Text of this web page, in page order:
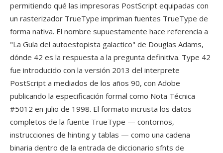
permitiendo qué las impresoras PostScript equipadas con
un rasterizador TrueType impriman fuentes TrueType de
forma nativa. El nombre supuestamente hace referencia a
"La Guía del autoestopista galactico" de Douglas Adams,
dónde 42 es la respuesta a la pregunta definitiva. Type 42
fue introducido con la versión 2013 del interprete
PostScript a mediados de los años 90, con Adobe
publicando la especificación formal como Nota Técnica
#5012 en julio de 1998. El formato incrusta los datos
completos de la fuente TrueType — contornos,
instrucciones de hinting y tablas — como una cadena
binaria dentro de la entrada de diccionario sfnts de